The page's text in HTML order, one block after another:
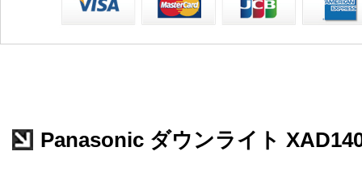
Panasonic ダウンライト